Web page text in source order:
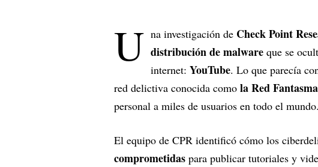
U na investigación de Check Point
distribución de malware que se
internet: YouTube. Lo que parecía
red delictiva conocida como la Red
personal a miles de usuarios en todo el mundo.
El equipo de CPR identificó cómo los
comprometidas para publicar tutoriales y